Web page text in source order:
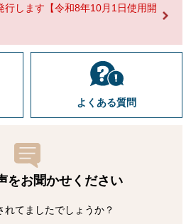
行します【令和8年10月1日使用開
よくある質問
をお聞かせ ください
てましたでしょうか？